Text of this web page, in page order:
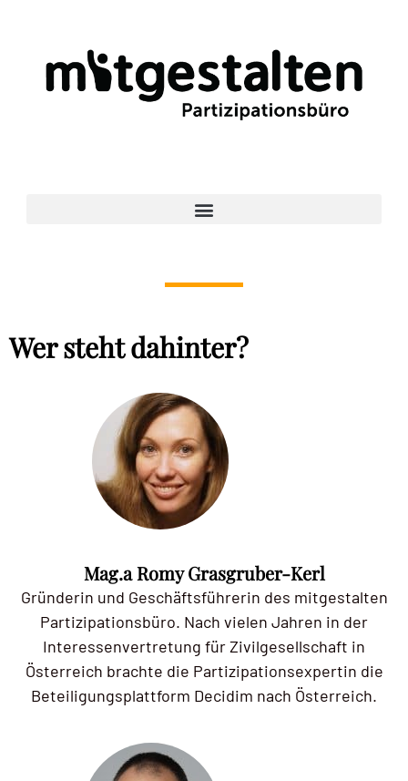
Wer steht dahinter?
Mag.a Romy Grasgruber-Kerl
Gründerin und Geschäftsführerin des mitgestalten
Partizipationsbüro. Nach vielen Jahren in der
Interessenvertretung für Zivilgesellschaft in
Österreich brachte die Partizipationsexpertin die
Beteiligungsplattform Decidim nach Österreich.